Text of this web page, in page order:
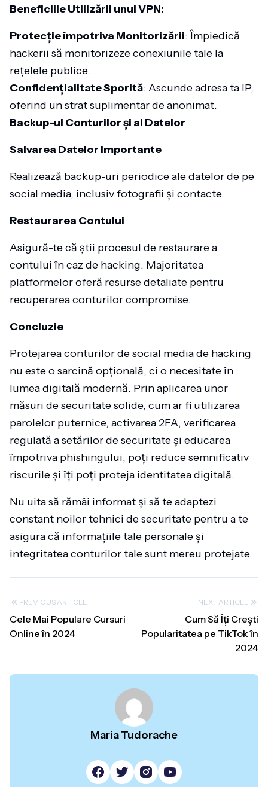
Beneficiile Utilizării unui VPN:
Protecție împotriva Monitorizării: Împiedică
hackerii să monitorizeze conexiunile tale la
rețelele publice.
Confidențialitate Sporită: Ascunde adresa ta IP,
oferind un strat suplimentar de anonimat.
Backup-ul Conturilor și al Datelor
Salvarea Datelor Importante
Realizează backup-uri periodice ale datelor de pe
social media, inclusiv fotografii și contacte.
Restaurarea Contului
Asigură-te că știi procesul de restaurare a
contului în caz de hacking. Majoritatea
platformelor oferă resurse detaliate pentru
recuperarea conturilor compromise.
Concluzie
Protejarea conturilor de social media de hacking
nu este o sarcină opțională, ci o necesitate în
lumea digitală modernă. Prin aplicarea unor
măsuri de securitate solide, cum ar fi utilizarea
parolelor puternice, activarea 2FA, verificarea
regulată a setărilor de securitate și educarea
împotriva phishingului, poți reduce semnificativ
riscurile și îți poți proteja identitatea digitală.
Nu uita să rămâi informat și să te adaptezi
constant noilor tehnici de securitate pentru a te
asigura că informațiile tale personale și
integritatea conturilor tale sunt mereu protejate.
PREVIOUS ARTICLE
Cele Mai Populare Cursuri
Online în 2024
NEXT ARTICLE
Cum Să Îți Crești
Popularitatea pe TikTok în
2024
Maria Tudorache